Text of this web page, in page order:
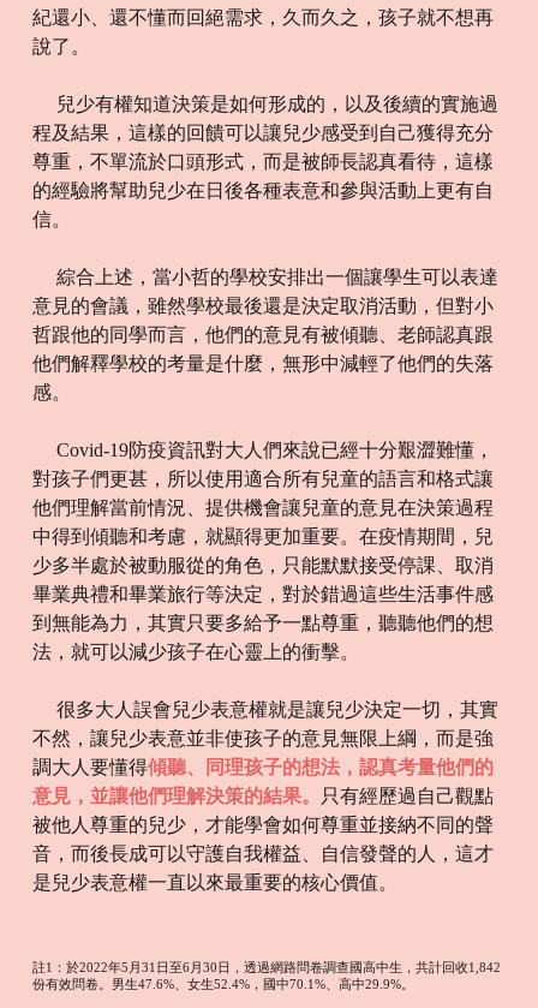
紀還小、還不懂而回絕需求，久而久之，孩子就不想再
說了。
兒少有權知道決策是如何形成的，以及後續的實施過
程及結果，這樣的回饋可以讓兒少感受到自己獲得充分
尊重，不單流於口頭形式，而是被師長認真看待，這樣
的經驗將幫助兒少在日後各種表意和參與活動上更有自
信。
綜合上述，當小哲的學校安排出一個讓學生可以表達
意見的會議，雖然學校最後還是決定取消活動，但對小
哲跟他的同學而言，他們的意見有被傾聽、老師認真跟
他們解釋學校的考量是什麼，無形中減輕了他們的失落
感。
Covid-19防疫資訊對大人們來說已經十分艱澀難懂，
對孩子們更甚，所以使用適合所有兒童的語言和格式讓
他們理解當前情況、提供機會讓兒童的意見在決策過程
中得到傾聽和考慮，就顯得更加重要。在疫情期間，兒
少多半處於被動服從的角色，只能默默接受停課、取消
畢業典禮和畢業旅行等決定，對於錯過這些生活事件感
到無能為力，其實只要多給予一點尊重，聽聽他們的想
法，就可以減少孩子在心靈上的衝擊。
很多大人誤會兒少表意權就是讓兒少決定一切，其實
不然，讓兒少表意並非使孩子的意見無限上綱，而是強
調大人要懂得傾聽、同理孩子的想法，認真考量他們的
意見，並讓他們理解決策的結果。
只有經歷過自己觀點
被他人尊重的兒少，才能學會如何尊重並接納不同的聲
音，而後長成可以守護自我權益、自信發聲的人，這才
是兒少表意權一直以來最重要的核心價值。
註1：於2022年5月31日至6月30日，透過網路問卷調查國高中生，共計回收1,842
份有效問卷。男生47.6%、女生52.4%，國中70.1%、高中29.9%。